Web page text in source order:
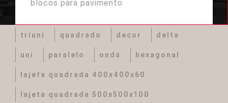
blocos para pavimento
triuni quadrado decor delta
uni paralelo onda hexagonal
lajeta quadrada 400x400x60
lajeta quadrada 500x500x100